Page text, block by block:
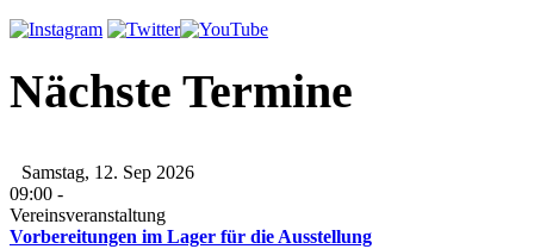
Nächste Termine
Samstag, 12. Sep 2026
09:00 -
Vereinsveranstaltung
Vorbereitungen im Lager für die Ausstellung